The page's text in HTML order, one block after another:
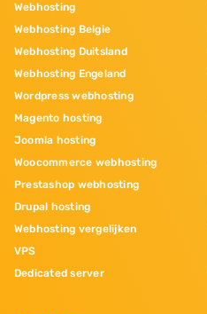
Webhosting
Webhosting Belgie
Webhosting Duitsland
Webhosting Engeland
Wordpress webhosting
Magento hosting
Joomla hosting
Woocommerce webhosting
Prestashop webhosting
Drupal hosting
Webhosting vergelijken
VPS
Dedicated server